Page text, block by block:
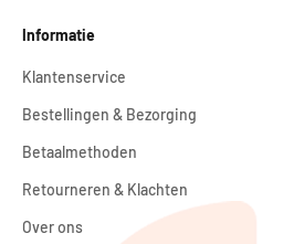
Informatie
Klantenservice
Bestellingen & Bezorging
Betaalmethoden
Retourneren & Klachten
Over ons